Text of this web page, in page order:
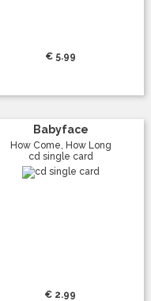
€ 5.99
Babyface
How Come, How Long
cd single card
€ 2.99